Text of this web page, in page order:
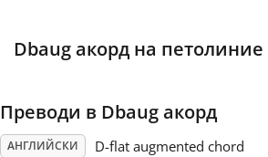
Português
Dbaug акорд на петолиние
Преводи в Dbaug акорд
АНГЛИЙСКИ D-flat augmented chord